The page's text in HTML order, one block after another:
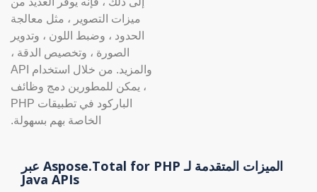
ميزات التصوير ، مثل معالجة
الحدود ، وضبط اللون ، وتدوير
الصورة ، وتخصيص الدقة ،
والمزيد. من خلال استخدام API
، يمكن للمطورين دمج وظائف
الباركود في تطبيقات PHP
الخاصة بهم بسهولة.
الميزات المتقدمة لـ Aspose.Total for PHP عبر
Java APIs